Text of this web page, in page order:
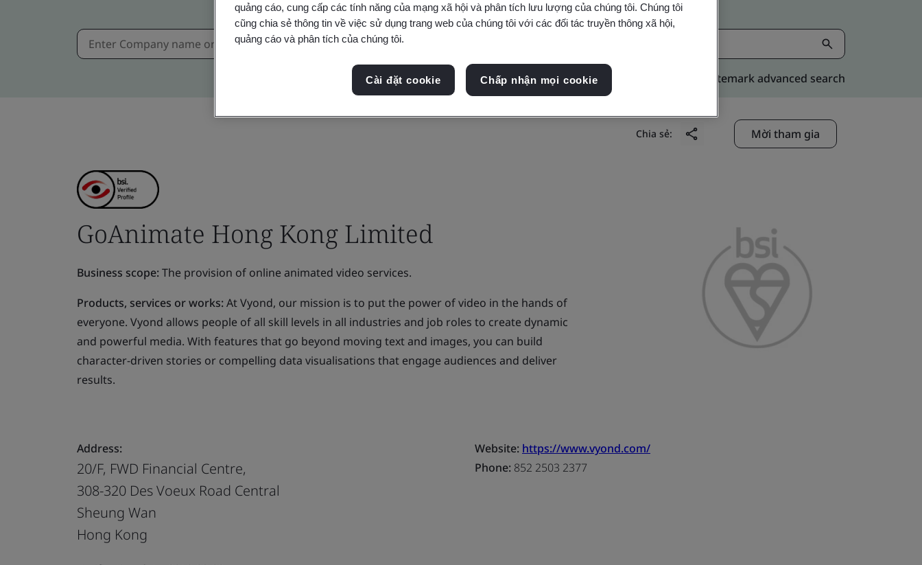
Kitemark advanced search
Chia sẻ: Mời tham gia
GoAnimate Hong Kong Limited
Business scope:The provision of online animated video services.
Products, services or works:At Vyond, our mission is to put the power of video in the hands of
everyone. Vyond allows people of all skill levels in all industries and job roles to create dynamic
and powerful media. With features that go beyond moving text and images, you can build
character-driven stories or compelling data visualisations that engage audiences and deliver
results.
Address:
20/F, FWD Financial Centre,
308-320 Des Voeux Road Central
Sheung Wan
Hong Kong
Website: https://www.vyond.com/
Phone: 852 2503 2377
quảng cáo, cung cấp các tính năng của mạng xã hội và phân tích lưu lượng của chúng tôi. Chúng tôi
cũng chia sẻ thông tin về việc sử dụng trang web của chúng tôi với các đối tác truyền thông xã hội,
quảng cáo và phân tích của chúng tôi.
Cài đặt cookie Chấp nhận mọi cookie